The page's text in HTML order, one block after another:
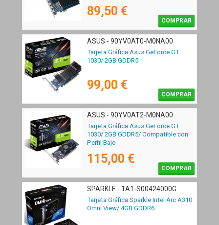
89,50 €
COMPRAR
ASUS - 90YV0AT0-M0NA00
Tarjeta Gráfica Asus GeForce GT
1030/ 2GB GDDR5
99,00 €
COMPRAR
ASUS - 90YV0AT2-M0NA00
Tarjeta Gráfica Asus GeForce GT
1030/ 2GB GDDR5/ Compatible con
Perfil Bajo
115,00 €
COMPRAR
SPARKLE - 1A1-S00424000G
Tarjeta Gráfica Sparkle Intel Arc A310
Omni View/ 4GB GDDR6